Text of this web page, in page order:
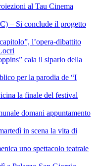
al Tau Cinema
– Si conclude il progetto
l’opera-dibattito
cala il sipario della
per la parodia de “I
la finale del festival
domani appuntamento
in scena la vita di
uno spettacolo teatrale